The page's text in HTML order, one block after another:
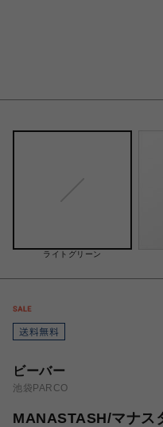
ライトグリーン
ビーバー
池袋PARCO
MANASTASH/マナス